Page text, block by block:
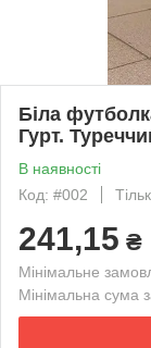
Біла
Гурт.
В наявності
Код: #002
241,15 ₴
Мінімальне
Мінімальна сума